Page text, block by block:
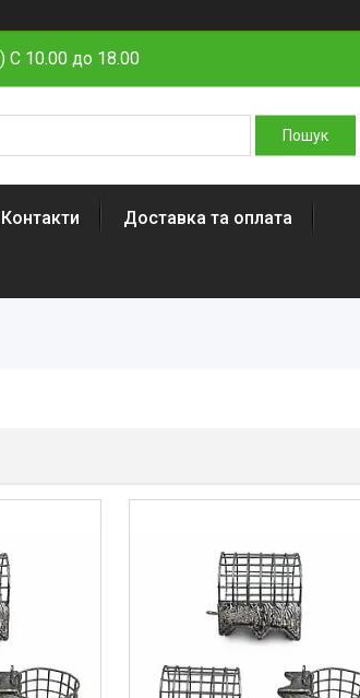
C 10.00 до 18.00
Контакти Доставка та оплата